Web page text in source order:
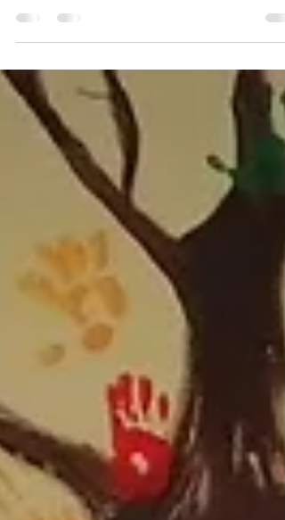
Ένα μοναδικό 3ήμερο έρχεται στο NISI
Glamping για να ξαναβρεθούμε όλοι μαζί
ταξιδιών του...